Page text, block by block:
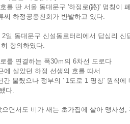
를 딴 서울 동대문구 '하정로(路)' 명칭이
씨 하정공종친회가 반발하고 있다.
일 동대문구 신설동로터리에서 답십리
항의하였다.
를 연결하는 폭30ｍ의 6차선 도로다
에 살았던 하정 선생의 호를 따서
간 불렸으나 정부의 ' 1도로 1 명칭' 원칙에
다.
면서도 비가 새는 초가집에 살아 맹사성